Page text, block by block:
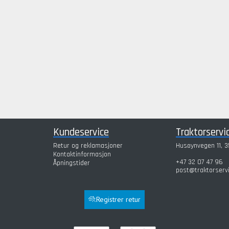
Kundeservice
Retur og reklamasjoner
Kontaktinformasjon
Åpningstider
Husøynvegen 11,
+47 32 07 47 96
Registrer retur